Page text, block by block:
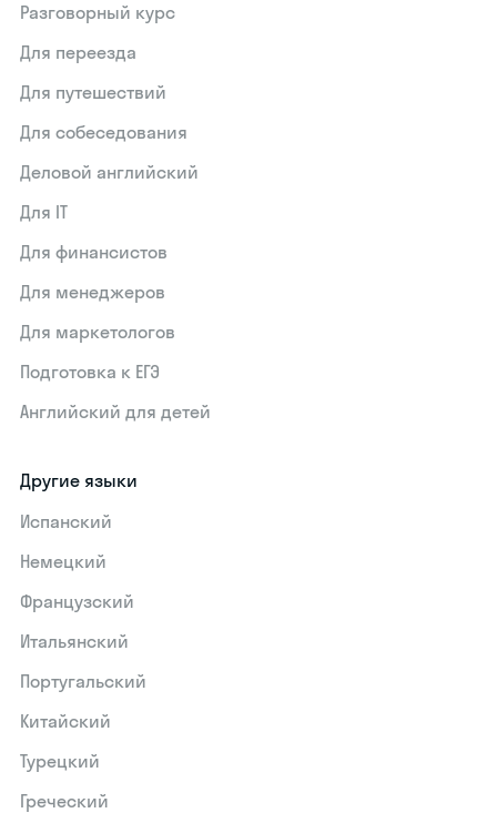
Разговорный курс
Для переезда
Для путешествий
Для собеседования
Деловой английский
Для IT
Для финансистов
Для менеджеров
Для маркетологов
Подготовка к ЕГЭ
Английский для детей
Другие языки
Испанский
Немецкий
Французский
Итальянский
Португальский
Китайский
Турецкий
Греческий